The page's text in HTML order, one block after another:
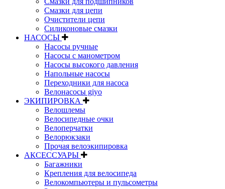
Смазки для цепи
Очистители цепи
Силиконовые смазки
НАСОСЫ
Насосы ручные
Насосы с манометром
Насосы высокого давления
Напольные насосы
Переходники для насоса
Велонасосы giyo
ЭКИПИРОВКА
Велошлемы
Велосипедные очки
Велоперчатки
Велорюкзаки
Прочая велоэкипировка
АКСЕССУАРЫ
Багажники
Крепления для велосипеда
Велокомпьютеры и пульсометры